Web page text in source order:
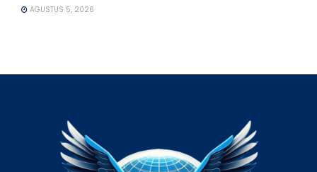
AGUSTUS 5, 2026